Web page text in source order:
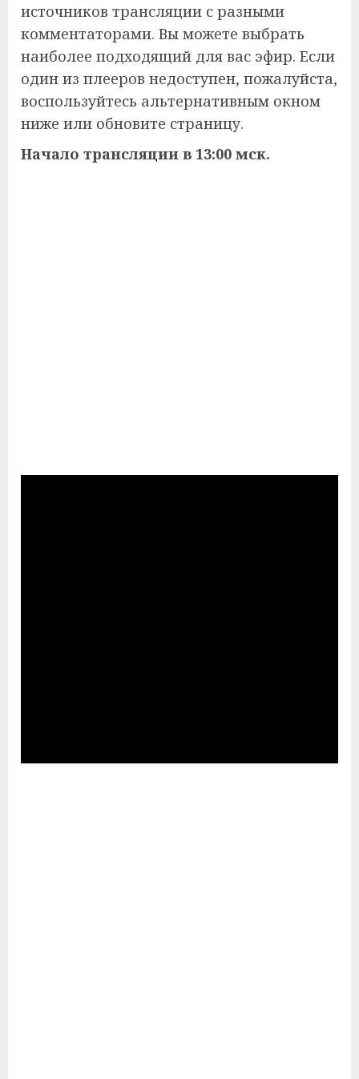
источников трансляции с разными
комментаторами. Вы можете выбрать
наиболее подходящий для вас эфир. Если
один из плееров недоступен, пожалуйста,
воспользуйтесь альтернативным окном
ниже или обновите страницу.
Начало трансляции в 13:00 мск.